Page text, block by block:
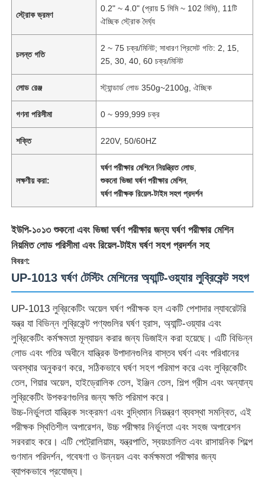
বাড়ি
পণ্য
স্ট্রোক ভ্রমণ
0.2" ~ 4.0" (প্রায় 5 মিমি ~ 102 মিমি), 11টি
ঐচ্ছিক স্ট্রোক দৈর্ঘ্য
চলন্ত গতি
2 ~ 75 চক্র/মিনিট; সাধারণ প্রিসেট গতি: 2, 15,
25, 30, 40, 60 চক্র/মিনিট
লোড রেঞ্জ স্ট্যান্ডার্ড লোড 350g~2100g, ঐচ্ছিক
গণনা পরিসীমা 0 ~ 999,999 চক্র
শক্তি 220V, 50/60HZ
লক্ষণীয় করা:
ঘর্ষণ পরীক্ষার মেশিনে নিয়ন্ত্রিত লোড,
শুকনো ভিজা ঘর্ষণ পরীক্ষার মেশিন,
ঘর্ষণ পরীক্ষক রিয়েল-টাইম সহগ প্রদর্শন
ইউপি-১০১৩ শুকনো এবং ভিজা ঘর্ষণ পরীক্ষার জন্য ঘর্ষণ পরীক্ষার মেশিন
নিয়মিত লোড পরিসীমা এবং রিয়েল-টাইম ঘর্ষণ সহগ প্রদর্শন সহ
বিবরণ:
UP-1013 ঘর্ষণ টেস্টিং মেশিনের অ্যান্টি-ওয়্যার লুব্রিকেন্ট সহগ
UP-1013 লুব্রিকেটিং অয়েল ঘর্ষণ পরীক্ষক হল একটি পেশাদার ল্যাবরেটরি
যন্ত্র যা বিভিন্ন লুব্রিকেন্ট পণ্যগুলির ঘর্ষণ হ্রাস, অ্যান্টি-ওয়্যার এবং
লুব্রিকেটিং কর্মক্ষমতা মূল্যায়ন করার জন্য ডিজাইন করা হয়েছে। এটি বিভিন্ন
লোড এবং গতির অধীনে যান্ত্রিক উপাদানগুলির বাস্তব ঘর্ষণ এবং পরিধানের
অবস্থার অনুকরণ করে, সঠিকভাবে ঘর্ষণ সহগ পরিমাপ করে এবং লুব্রিকেটিং
তেল, গিয়ার অয়েল, হাইড্রোলিক তেল, ইঞ্জিন তেল, শিল্প গ্রীস এবং অন্যান্য
লুব্রিকেটিং উপকরণগুলির জন্য ক্ষতি পরিমাপ করে।
উচ্চ-নির্ভুলতা যান্ত্রিক সংক্রমণ এবং বুদ্ধিমান নিয়ন্ত্রণ ব্যবস্থা সমন্বিত, এই
পরীক্ষক স্থিতিশীল অপারেশন, উচ্চ পরীক্ষার নির্ভুলতা এবং সহজ অপারেশন
সরবরাহ করে। এটি পেট্রোলিয়াম, যন্ত্রপাতি, স্বয়ংচালিত এবং রাসায়নিক শিল্পে
গুণমান পরিদর্শন, গবেষণা ও উন্নয়ন এবং কর্মক্ষমতা পরীক্ষার জন্য
ব্যাপকভাবে প্রযোজ্য।